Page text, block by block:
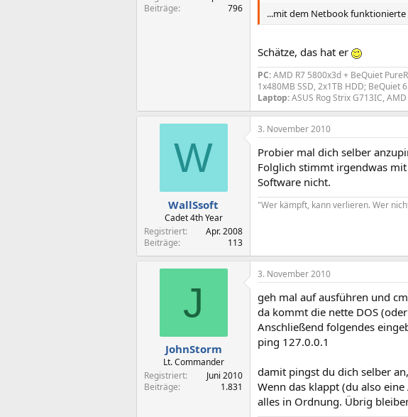
Beiträge
796
...mit dem Netbook funktionierte
Schätze, das hat er
PC:AMD R7 5800x3d + BeQuiet
1x480MB SSD, 2x1TB HDD; BeQuiet
Laptop:ASUS Rog Strix G713IC,
W
WallSsoft
Cadet 4th Year
Registriert
Apr. 2008
Beiträge
113
3. November 2010
Probier mal dich selber
Folglich stimmt irgendwas
Software nicht.
"Wer kämpft, kann verlieren. Wer
J
JohnStorm
Lt. Commander
Registriert
Juni 2010
Beiträge
1.831
3. November 2010
geh mal auf ausführen und
da kommt die nette DOS
Anschließend folgendes
ping 127.0.0.1
damit pingst du dich selber
Wenn das klappt (du also
alles in Ordnung. Übrig